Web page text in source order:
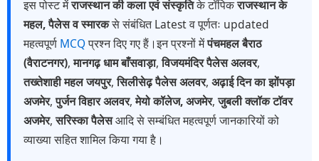
इस पोस्ट मेंराजस्थान की कला एवं संस्कृतिके टॉपिकराजस्थान के
महल, पैलेस व स्मारकसे संबंधित Latest व पूर्णतः updated
महत्वपूर्ण MCQप्रश्न दिए गए हैं।इन प्रश्नों मेंपंचमहल बैराठ
(वैराटनगर),मानगढ़ धाम बाँसवाड़ा,विजयमंदिर पैलेस अलवर,
तख्तेशाही महल जयपुर,सिलीसेढ़ पैलेस अलवर, अढ़ाई दिन का झोंपड़ा
अजमेर,पुर्जन विहार अलवर,मेयो कॉलेज, अजमेर,जुबली क्लॉक टॉवर
अजमेर,सरिस्का पैलेसआदि से सम्बंधित महत्वपूर्ण जानकारियों को
व्याख्या सहित शामिल किया गया है।